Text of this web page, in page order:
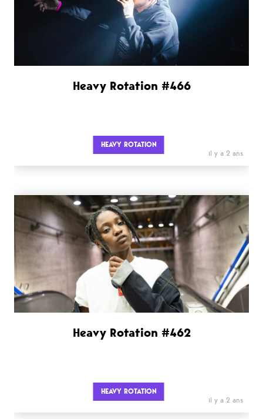
Heavy Rotation #466
HEAVY ROTATION
il y a 2 ans
Heavy Rotation #462
HEAVY ROTATION
il y a 2 ans